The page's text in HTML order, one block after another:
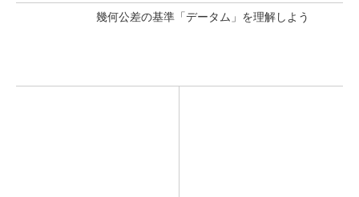
幾何公差の基準「データム」を理解しよう